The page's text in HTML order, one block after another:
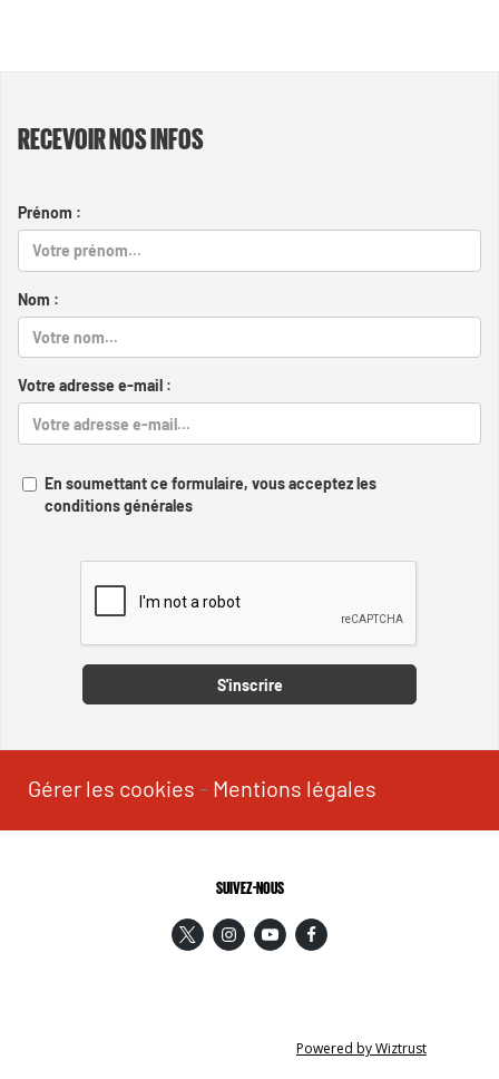
RECEVOIR NOS INFOS
Prénom :
Nom :
Votre adresse e-mail :
En soumettant ce formulaire, vous acceptez les
conditions générales
S'inscrire
Gérer les cookies - Mentions légales
SUIVEZ-NOUS
Powered by Wiztrust